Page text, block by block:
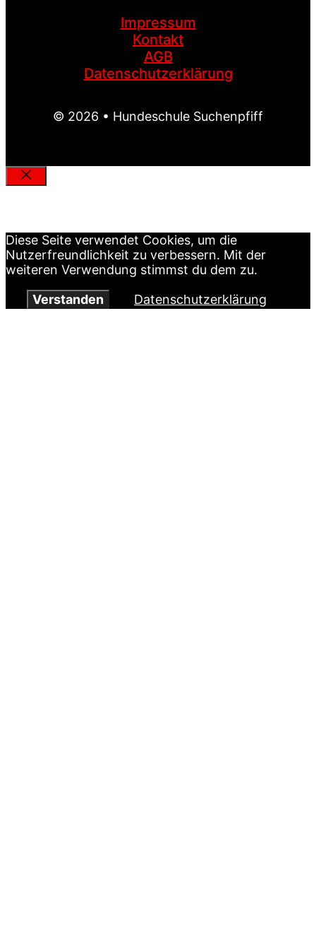
Impressum
Kontakt
AGB
Datenschutzerklärung
© 2026 • Hundeschule Suchenpfiff
Schließen
Diese Seite verwendet Cookies, um die
Nutzerfreundlichkeit zu verbessern. Mit der
weiteren Verwendung stimmst du dem zu.
Verstanden
Datenschutzerklärung